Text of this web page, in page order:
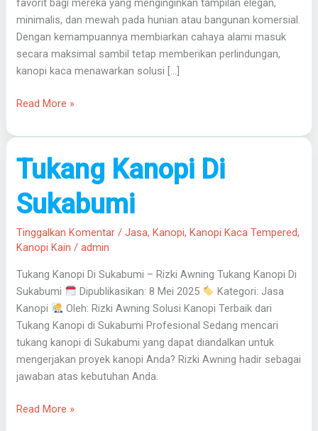
favorit bagi mereka yang menginginkan tampilan elegan,
minimalis, dan mewah pada hunian atau bangunan komersial.
Dengan kemampuannya membiarkan cahaya alami masuk
secara maksimal sambil tetap memberikan perlindungan,
kanopi kaca menawarkan solusi […]
Read More »
Tukang Kanopi Di
Sukabumi
Tinggalkan Komentar /Jasa,Kanopi,Kanopi Kaca Tempered,
Kanopi Kain /admin
Tukang Kanopi Di Sukabumi – Rizki Awning Tukang Kanopi Di
Sukabumi
Dipublikasikan: 8 Mei 2025
Kategori: Jasa
Kanopi
Oleh: Rizki Awning Solusi Kanopi Terbaik dari
Tukang Kanopi di Sukabumi Profesional Sedang mencari
tukang kanopi di Sukabumi yang dapat diandalkan untuk
mengerjakan proyek kanopi Anda? Rizki Awning hadir sebagai
jawaban atas kebutuhan Anda.
Tukang
Kanopi
Di
Sukabumi
Read More »